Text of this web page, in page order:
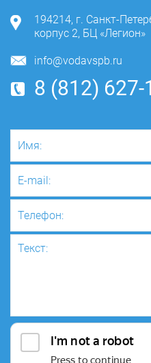
194214, г. Санкт-
корпус 2, БЦ «Легион»
info@vodavspb.ru
8 (812) 627-